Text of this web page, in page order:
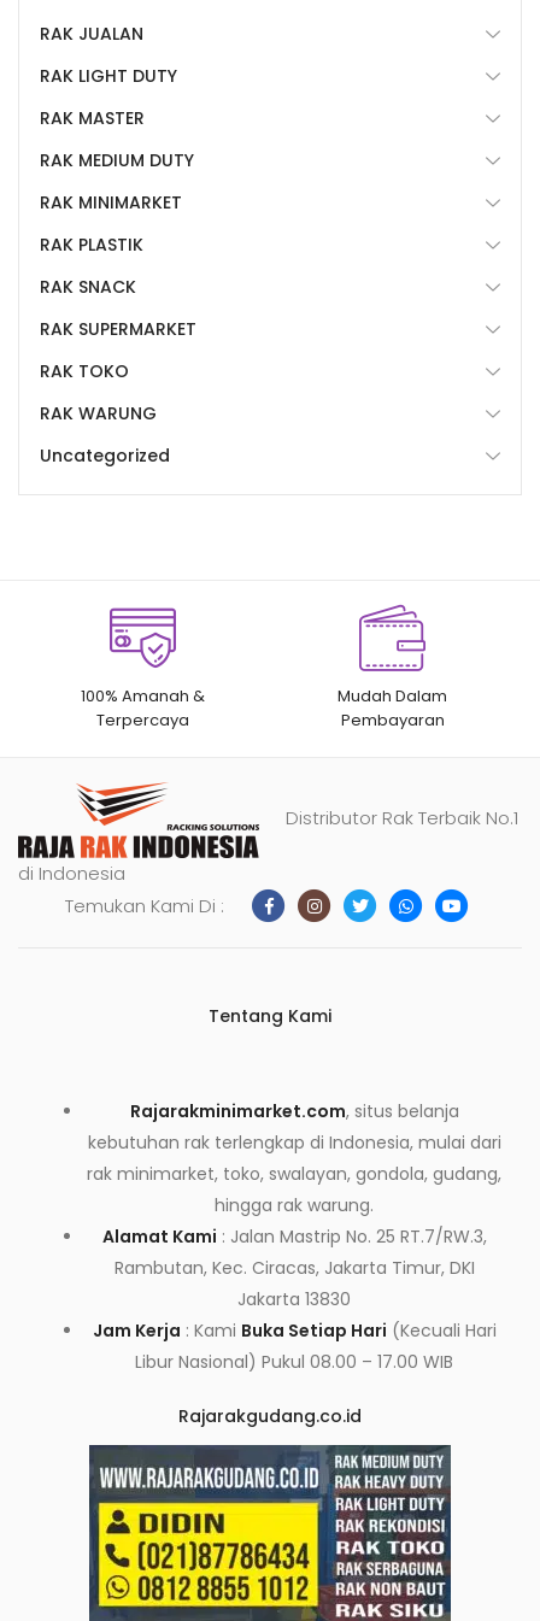
RAK JUALAN
RAK LIGHT DUTY
RAK MASTER
RAK MEDIUM DUTY
RAK MINIMARKET
RAK PLASTIK
RAK SNACK
RAK SUPERMARKET
RAK TOKO
RAK WARUNG
Uncategorized
100% Amanah &
Terpercaya
Mudah Dalam
Pembayaran
Distributor Rak Terbaik No.1
di Indonesia
Temukan Kami Di :
Tentang Kami
Rajarakminimarket.com, situs belanja
kebutuhan rak terlengkap di Indonesia, mulai dari
rak minimarket, toko, swalayan, gondola, gudang,
hingga rak warung.
Alamat Kami : Jalan Mastrip No. 25 RT.7/RW.3,
Rambutan, Kec. Ciracas, Jakarta Timur, DKI
Jakarta 13830
Jam Kerja : Kami Buka Setiap Hari (Kecuali Hari
Libur Nasional) Pukul 08.00 – 17.00 WIB
Rajarakgudang.co.id